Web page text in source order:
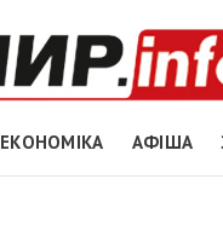
ЕКОНОМІКА АФІША